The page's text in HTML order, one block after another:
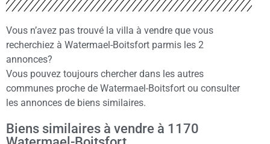
Vous n’avez pas trouvé la villa à vendre que vous
recherchiez à Watermael-Boitsfort parmis les 2
annonces?
Vous pouvez toujours chercher dans les autres
communes proche de Watermael-Boitsfort ou consulter
les annonces de biens similaires.
Biens similaires à vendre à 1170